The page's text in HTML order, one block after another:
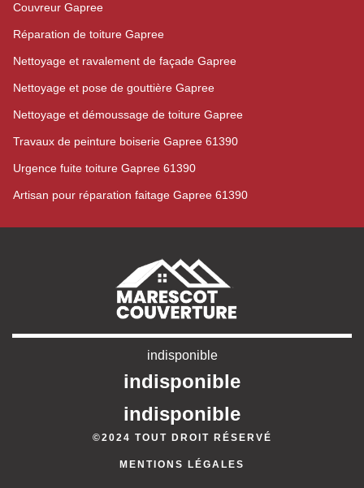
Couvreur Gapree
Réparation de toiture Gapree
Nettoyage et ravalement de façade Gapree
Nettoyage et pose de gouttière Gapree
Nettoyage et démoussage de toiture Gapree
Travaux de peinture boiserie Gapree 61390
Urgence fuite toiture Gapree 61390
Artisan pour réparation faitage Gapree 61390
indisponible
indisponible
indisponible
©2024 TOUT DROIT RÉSERVÉ
MENTIONS LÉGALES